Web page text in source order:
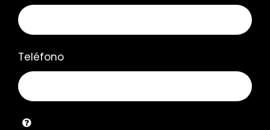
Teléfono